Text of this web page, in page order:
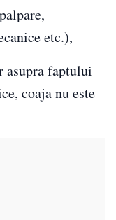
etc.),
faptului
coaja nu este